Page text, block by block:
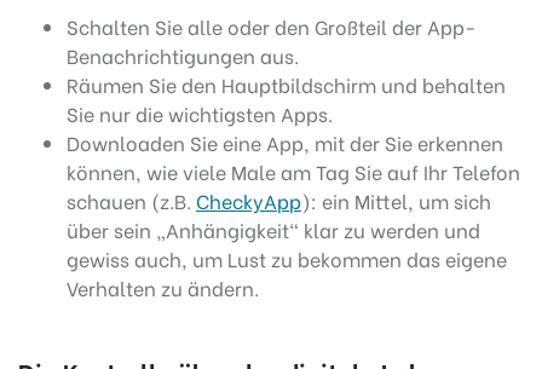
Schalten Sie alle oder den Großteil der App-
Benachrichtigungen aus.
Räumen Sie den Hauptbildschirm und behalten
Sie nur die wichtigsten Apps.
Downloaden Sie eine App, mit der Sie erkennen
können, wie viele Male am Tag Sie auf Ihr Telefon
schauen (z.B. CheckyApp): ein Mittel, um sich
über sein „Anhängigkeit“ klar zu werden und
gewiss auch, um Lust zu bekommen das eigene
Verhalten zu ändern.